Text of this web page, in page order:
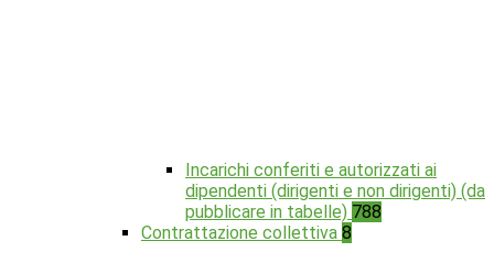
Incarichi conferiti e autorizzati ai
dipendenti (dirigenti e non dirigenti) (da
pubblicare in tabelle) 788
Contrattazione collettiva 8